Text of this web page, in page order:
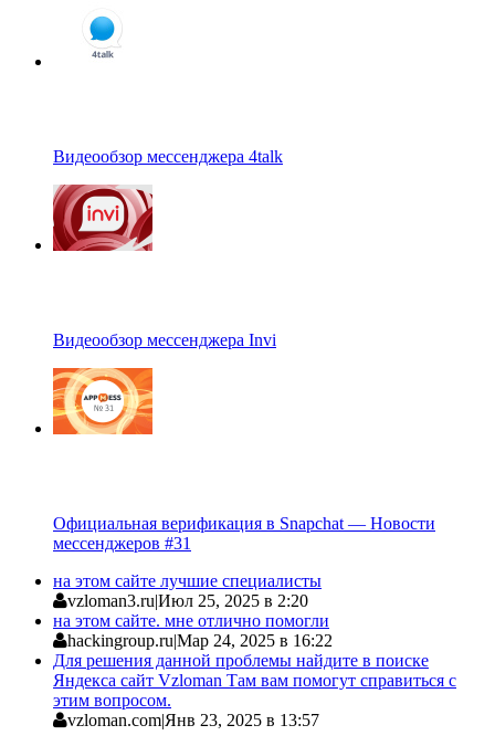
Видеообзор мессенджера 4talk
Видеообзор мессенджера Invi
Официальная верификация в Snapchat — Новости
мессенджеров #31
на этом сайте лучшие специалисты
vzloman3.ru|Июл 25, 2025 в 2:20
на этом сайте. мне отлично помогли
hackingroup.ru|Мар 24, 2025 в 16:22
Для решения данной проблемы найдите в поиске
Яндекса сайт Vzloman Там вам помогут справиться с
этим вопросом.
vzloman.com|Янв 23, 2025 в 13:57